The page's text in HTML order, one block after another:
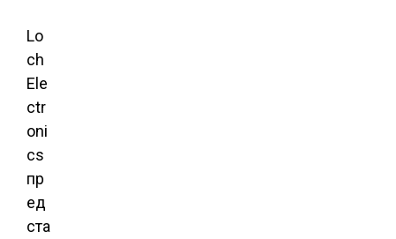
Lo
ch
Ele
ctr
oni
cs
пр
ед
ста